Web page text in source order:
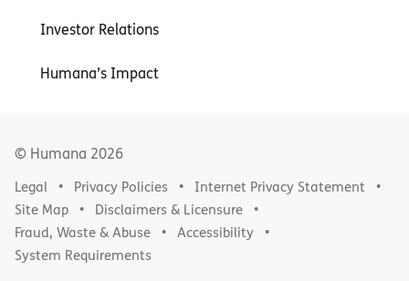
Investor Relations
Humana’s Impact
© Humana 2026
Legal Privacy Policies
Internet Privacy Statement
Site Map
Disclaimers & Licensure
Fraud, Waste & Abuse
Accessibility
System Requirements